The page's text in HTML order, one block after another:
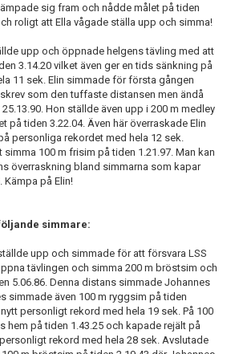
sig fram och nådde målet på tiden
roligt att Ella vågade ställa upp och simma!
upp och öppnade helgens tävling med att
3.14.20 vilket även ger en tids sänkning på
11 sek. Elin simmade för första gången
som den tuffaste distansen men ändå
Hon ställde även upp i 200 m medley
på tiden 3.22.04. Även här överraskade Elin
personliga rekordet med hela 12 sek.
100 m frisim på tiden 1.21.97. Man kan
överraskning bland simmarna som kapar
på Elin!
simmare:
upp och simmade för att försvara LSS
tävlingen och simma 200 m bröstsim och
5.06.86. Denna distans simmade Johannes
simmade även 100 m ryggsim på tiden
personligt rekord med hela 19 sek. På 100
hem på tiden 1.43.25 och kapade rejält på
rekord med hela 28 sek. Avslutade